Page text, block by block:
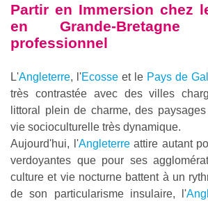
Partir en Immersion chez
en Grande-
professionnel
L'Angleterre, l'Ecosse et le Pays de
très contrastée avec des villes
littoral plein de charme, des
vie socioculturelle très dynamique.
Aujourd'hui, l'Angleterreattire autant
verdoyantes que pour ses
culture et vie nocturne battent à un
de son particularisme insulaire, l'